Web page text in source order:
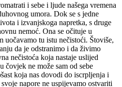
i sebe i ljude našega vremena
umora. Dok se s jedne
i izvanjskoga napretka, s druge
nemoć. Ona se očituje u
uočavamo tu istu nečistoći. Štoviše,
da je odstranimo i da živimo
nečistoća koja nastaje uslijed
čovjek ne može sam od sebe
koja nas dovodi do iscrpljenja i
napore ne uspijevamo ostvariti